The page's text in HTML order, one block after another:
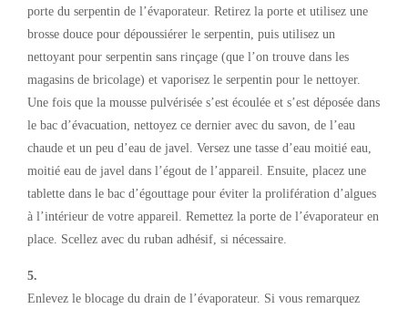
porte du serpentin de l’évaporateur. Retirez la porte et utilisez une
brosse douce pour dépoussiérer le serpentin, puis utilisez un
nettoyant pour serpentin sans rinçage (que l’on trouve dans les
magasins de bricolage) et vaporisez le serpentin pour le nettoyer.
Une fois que la mousse pulvérisée s’est écoulée et s’est déposée dans
le bac d’évacuation, nettoyez ce dernier avec du savon, de l’eau
chaude et un peu d’eau de javel. Versez une tasse d’eau moitié eau,
moitié eau de javel dans l’égout de l’appareil. Ensuite, placez une
tablette dans le bac d’égouttage pour éviter la prolifération d’algues
à l’intérieur de votre appareil. Remettez la porte de l’évaporateur en
place. Scellez avec du ruban adhésif, si nécessaire.
5.
Enlevez le blocage du drain de l’évaporateur. Si vous remarquez